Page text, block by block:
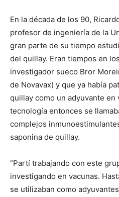
En la década de los 90,
profesor de ingeniería de la
gran parte de su tiempo
del quillay. Eran tiempos en
investigador sueco Bror
de Novavax) y que ya había
quillay como un adyuvante en
tecnología entonces se
complejos
saponina de quillay.
“Partí trabajando con este
investigando en vacunas.
se utilizaban como